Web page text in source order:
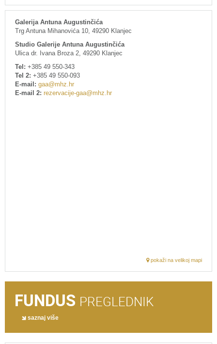
Galerija Antuna Augustinčića
Trg Antuna Mihanovića 10, 49290 Klanjec
Studio Galerije Antuna Augustinčića
Ulica dr. Ivana Broza 2, 49290 Klanjec
Tel: +385 49 550-343
Tel 2: +385 49 550-093
E-mail: gaa@mhz.hr
E-mail 2: rezervacije-gaa@mhz.hr
pokaži na velikoj mapi
FUNDUS PREGLEDNIK
saznaj više